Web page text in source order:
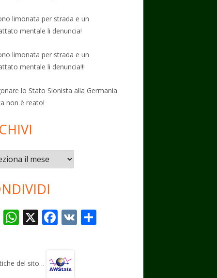
limonata per strada e un
mentale li denuncia!
limonata per strada e un
mentale li denuncia!!!
lo Stato Sionista alla Germania
non è reato!
T
gr
W
s
X F
b
V
del sito…